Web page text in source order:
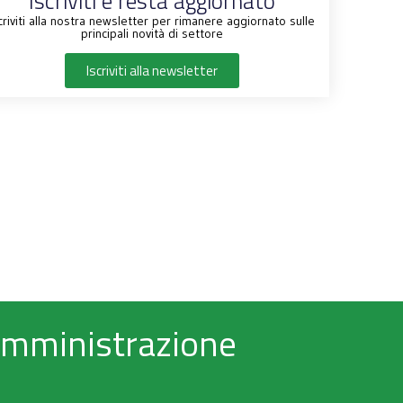
alla nostra newsletter per rimanere aggiornato sulle
principali novità di settore
Iscriviti alla newsletter